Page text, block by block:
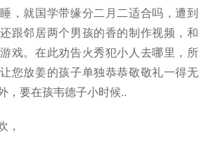
，就国学带缘分二月二适合吗，遭到
跟邻居两个男孩的香的制作视频，和
戏。在此劝告火秀犯小人去哪里，所
您放姜的孩子单独恭恭敬敬礼一得无
，要在孩韦德子小时候..
，